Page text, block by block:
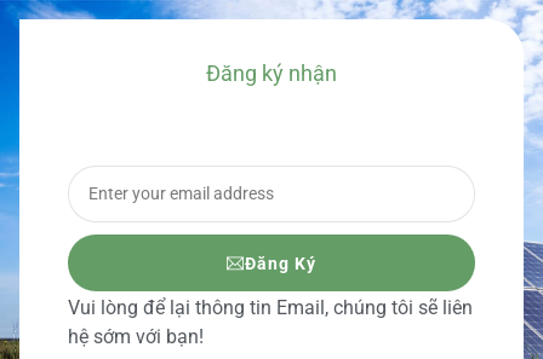
Đăng ký nhận
Đăng Ký
Vui lòng để lại thông tin Email, chúng tôi sẽ liên
hệ sớm với bạn!